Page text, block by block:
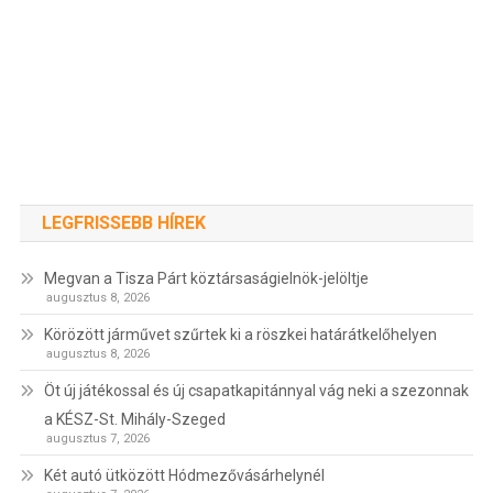
LEGFRISSEBB HÍREK
Megvan a Tisza Párt köztársaságielnök-jelöltje
augusztus 8, 2026
Körözött járművet szűrtek ki a röszkei határátkelőhelyen
augusztus 8, 2026
Öt új játékossal és új csapatkapitánnyal vág neki a szezonnak
a KÉSZ-St. Mihály-Szeged
augusztus 7, 2026
Két autó ütközött Hódmezővásárhelynél